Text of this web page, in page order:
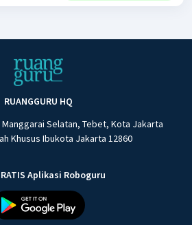
RUANGGURU HQ
Manggarai Selatan, Tebet, Kota Jakarta
Khusus Ibukota Jakarta 12860
Aplikasi Roboguru